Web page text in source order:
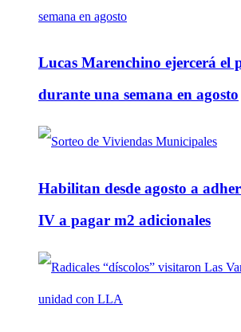
Lucas Marenchino ejercerá el
durante una semana en agosto
Habilitan desde agosto a
IV a pagar m2 adicionales